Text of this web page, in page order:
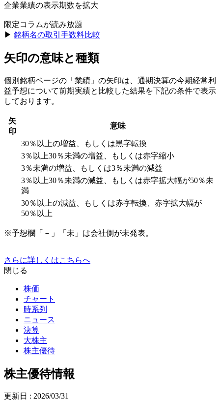
企業業績の表示期数を拡大
限定コラムが読み放題
▶︎ 銘柄名の取引手数料比較
矢印の意味と種類
個別銘柄ページの「業績」の矢印は、通期決算の今期経常利
益予想について前期実績と比較した結果を下記の条件で表示
しております。
矢
印
意味
30％以上の増益、もしくは黒字転換
3％以上30％未満の増益、もしくは赤字縮小
3％未満の増益、もしくは3％未満の減益
3％以上30％未満の減益、もしくは赤字拡大幅が50％未
満
30％以上の減益、もしくは赤字転換、赤字拡大幅が
50％以上
※予想欄「－」「未」は会社側が未発表。
さらに詳しくはこちらへ
閉じる
株価
チャート
時系列
ニュース
決算
大株主
株主優待
株主優待情報
更新日 : 2026/03/31